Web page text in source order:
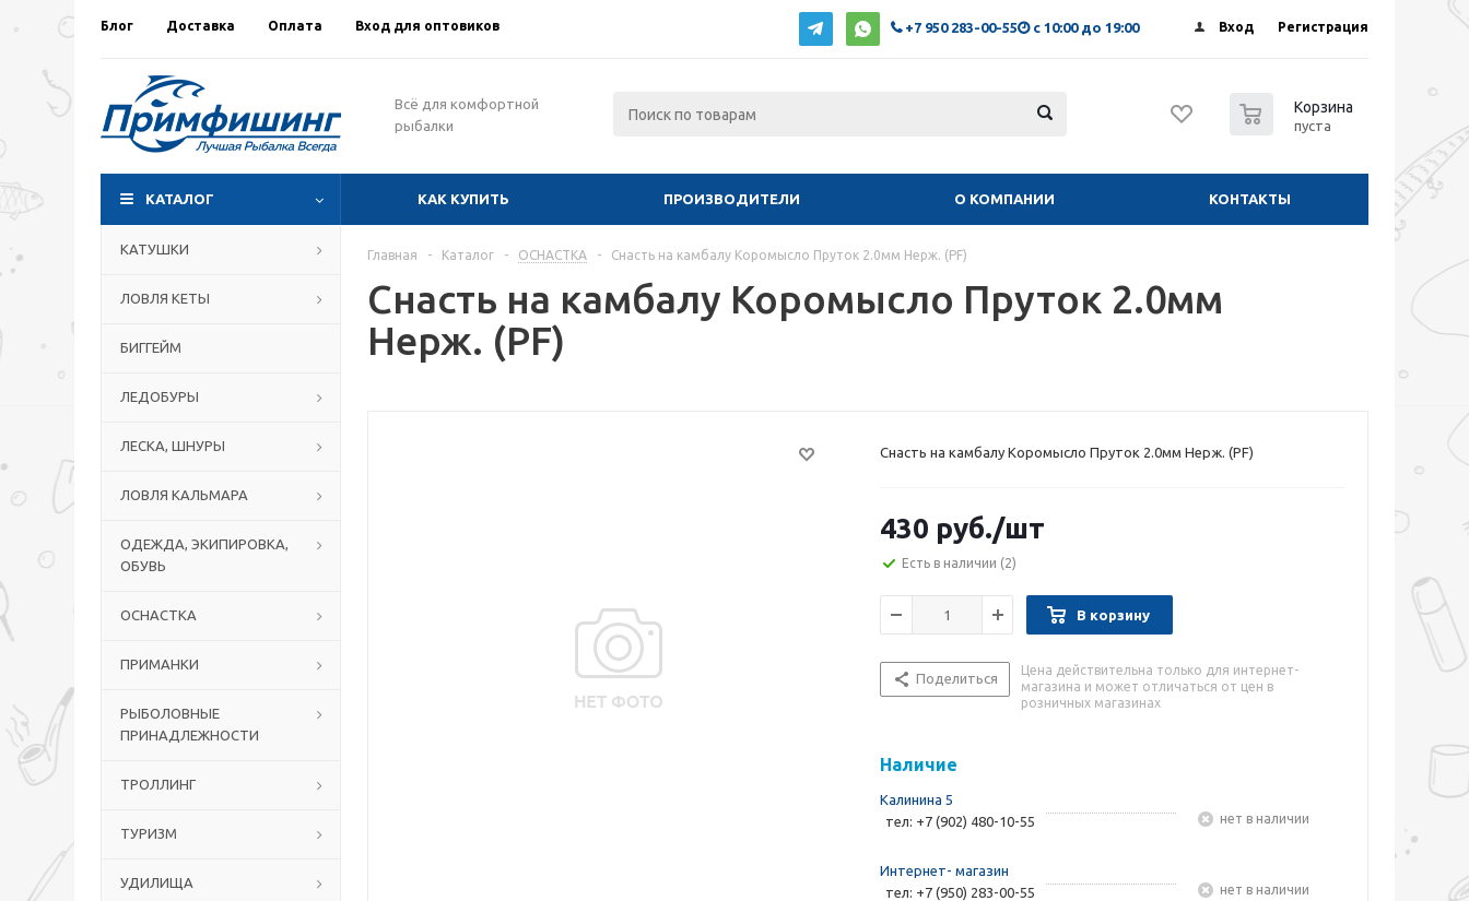
Блог Доставка Оплата Вход для оптовиков Вход Регистрация
+7 950 283-00-55 с 10:00 до 19:00
Всё для комфортной
рыбалки
Корзина
пуста
КАТАЛОГ КАК КУПИТЬ ПРОИЗВОДИТЕЛИ О КОМПАНИИ КОНТАКТЫ
КАТУШКИ
ЛОВЛЯ КЕТЫ
БИГГЕЙМ
ЛЕДОБУРЫ
ЛЕСКА, ШНУРЫ
ЛОВЛЯ КАЛЬМАРА
ОДЕЖДА, ЭКИПИРОВКА,
ОБУВЬ
ОСНАСТКА
ПРИМАНКИ
РЫБОЛОВНЫЕ
ПРИНАДЛЕЖНОСТИ
ТРОЛЛИНГ
ТУРИЗМ
УДИЛИЩА
Главная - Каталог - ОСНАСТКА - Снасть на камбалу Коромысло Пруток 2.0мм Нерж. (PF)
Снасть на камбалу Коромысло Пруток 2.0мм
Нерж. (PF)
Снасть на камбалу Коромысло Пруток 2.0мм Нерж. (PF)
430 руб./шт
Есть в наличии (2)
В корзину
Поделиться
Цена действительна только для интернет-
магазина и может отличаться от цен в
розничных магазинах
Наличие
Калинина 5
тел: +7 (902) 480-10-55
Нет в наличии
Интернет- магазин
тел: +7 (950) 283-00-55
Нет в наличии